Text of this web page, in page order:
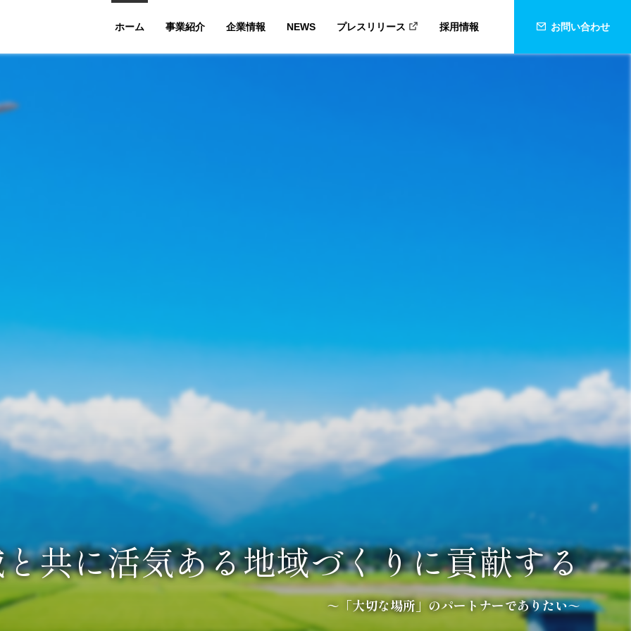
ホーム 事業紹介 企業情報 NEWS プレスリリース 採用情報 お問い合わせ
ANAグループのセールス部門を担う
～ ANAをご利用いただくために ～
共に活気ある地域づくりに貢献する
～「大切な場所」のパートナーでありたい～